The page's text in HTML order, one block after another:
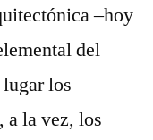
–hoy
del
los
a la vez, los